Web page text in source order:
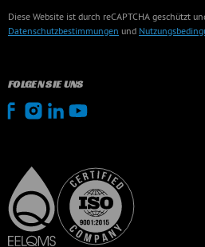
Diese Website ist durch reCAPTCHA geschützt
Datenschutzbestimmungen und
FOLGEN SIE UNS